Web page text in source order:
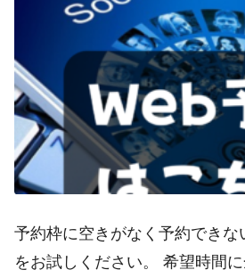
予約枠に空きがなく予約でき
をお試しください。 希望時間